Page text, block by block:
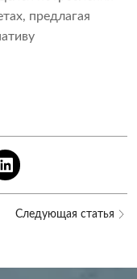
предлагая
Следующая статья